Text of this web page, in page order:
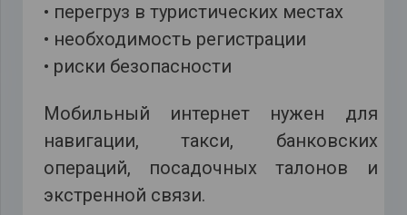
• перегруз в туристических местах
• необходимость регистрации
• риски безопасности
Мобильный интернет нужен для
навигации, такси, банковских
операций, посадочных талонов и
экстренной связи.